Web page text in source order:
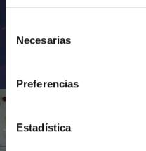
Necesarias
Preferencias
Estadística